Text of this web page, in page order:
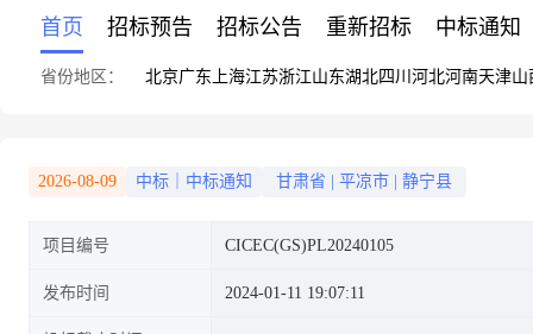
(补充)中标公示
首页 招标预告 招标公告 重新招标 中标通知
省份地区： 北京广东 上海江苏浙江山东湖北四川 河北河南天津山
2026-08-09 中标｜中标通知 甘肃省 平凉市 静宁县
项目编号 CICEC(GS)PL20240105
发布时间 2024-01-11 19:07:11